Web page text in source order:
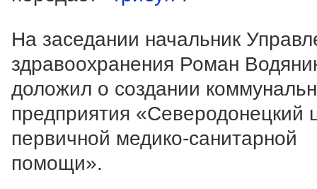
На заседании начальник
здравоохранения Роман
доложил о создании
предприятия «Северодонецкий
первичной медико-санитарной
помощи».